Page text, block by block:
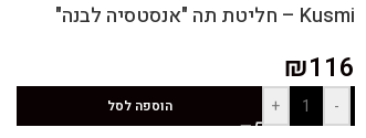
Kusmi – חליטת תה "אנסטסיה לבנה"
₪116
-
+ הוספה לסל